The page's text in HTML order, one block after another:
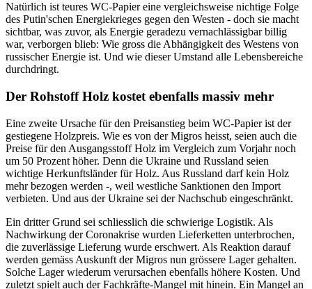
Natürlich ist teures WC-Papier eine vergleichsweise nichtige Folge
des Putin'schen Energiekrieges gegen den Westen - doch sie macht
sichtbar, was zuvor, als Energie geradezu vernachlässigbar billig
war, verborgen blieb: Wie gross die Abhängigkeit des Westens von
russischer Energie ist. Und wie dieser Umstand alle Lebensbereiche
durchdringt.
Der Rohstoff Holz kostet ebenfalls massiv mehr
Eine zweite Ursache für den Preisanstieg beim WC-Papier ist der
gestiegene Holzpreis. Wie es von der Migros heisst, seien auch die
Preise für den Ausgangsstoff Holz im Vergleich zum Vorjahr noch
um 50 Prozent höher. Denn die Ukraine und Russland seien
wichtige Herkunftsländer für Holz. Aus Russland darf kein Holz
mehr bezogen werden -, weil westliche Sanktionen den Import
verbieten. Und aus der Ukraine sei der Nachschub eingeschränkt.
Ein dritter Grund sei schliesslich die schwierige Logistik. Als
Nachwirkung der Coronakrise wurden Lieferketten unterbrochen,
die zuverlässige Lieferung wurde erschwert. Als Reaktion darauf
werden gemäss Auskunft der Migros nun grössere Lager gehalten.
Solche Lager wiederum verursachen ebenfalls höhere Kosten. Und
zuletzt spielt auch der Fachkräfte-Mangel mit hinein. Ein Mangel an